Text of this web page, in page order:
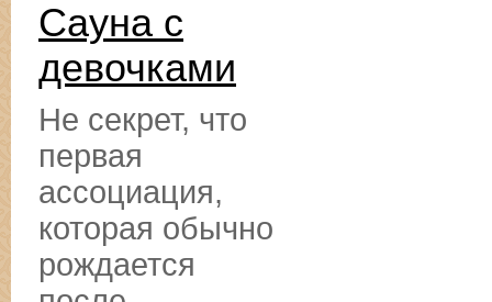
Сауна с
девочками
Не секрет, что
первая
ассоциация,
которая обычно
рождается